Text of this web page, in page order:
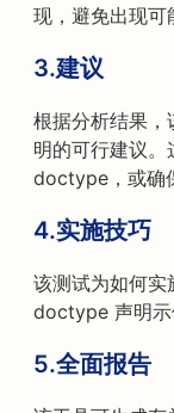
现，避免出现可
3.建议
根据分析结果
明的可行建议
doctype，或确
4.实施技巧
该测试为如何实
doctype 声明示
5.全面报告